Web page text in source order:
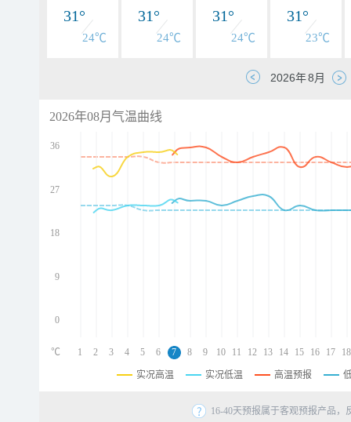
31°
24℃
31°
24℃
31°
24℃
31°
23℃
2026年08月气温曲线
36
27
18
9
0
1 2 3 4 5 6 7 8 9 10 11 12 13 14 15 16 17 18
℃
实况高温 实况低温 高温预报
16-40天预报属于客观预报产品